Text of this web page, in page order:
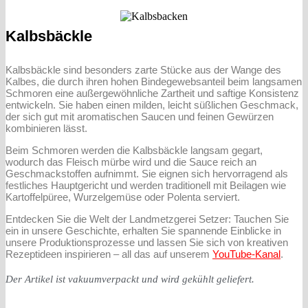
Kalbsbäckle
Kalbsbäckle sind besonders zarte Stücke aus der Wange des
Kalbes, die durch ihren hohen Bindegewebsanteil beim langsamen
Schmoren eine außergewöhnliche Zartheit und saftige Konsistenz
entwickeln. Sie haben einen milden, leicht süßlichen Geschmack,
der sich gut mit aromatischen Saucen und feinen Gewürzen
kombinieren lässt.
Beim Schmoren werden die Kalbsbäckle langsam gegart,
wodurch das Fleisch mürbe wird und die Sauce reich an
Geschmackstoffen aufnimmt. Sie eignen sich hervorragend als
festliches Hauptgericht und werden traditionell mit Beilagen wie
Kartoffelpüree, Wurzelgemüse oder Polenta serviert.
Entdecken Sie die Welt der Landmetzgerei Setzer: Tauchen Sie
ein in unsere Geschichte, erhalten Sie spannende Einblicke in
unsere Produktionsprozesse und lassen Sie sich von kreativen
Rezeptideen inspirieren – all das auf unserem YouTube-Kanal.
Der Artikel ist vakuumverpackt und wird gekühlt geliefert.